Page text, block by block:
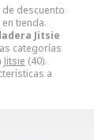
de descuento
tienda.
Jitsie
categorías
Jitsie (40).
a